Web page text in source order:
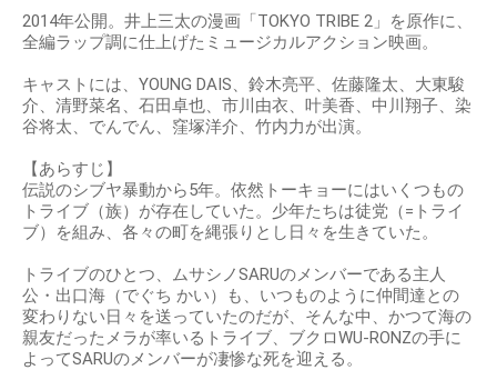
2014年公開。井上三太の漫画「TOKYO TRIBE 2」を原作に、
全編ラップ調に仕上げたミュージカルアクション映画。
キャストには、YOUNG DAIS、鈴木亮平、佐藤隆太、大東駿
介、清野菜名、石田卓也、市川由衣、叶美香、中川翔子、染
谷将太、でんでん、窪塚洋介、竹内力が出演。
【あらすじ】
伝説のシブヤ暴動から5年。依然トーキョーにはいくつもの
トライブ（族）が存在していた。少年たちは徒党（=トライ
ブ）を組み、各々の町を縄張りとし日々を生きていた。
トライブのひとつ、ムサシノSARUのメンバーである主人
公・出口海（でぐち かい）も、いつものように仲間達との
変わりない日々を送っていたのだが、そんな中、かつて海の
親友だったメラが率いるトライブ、ブクロWU-RONZの手に
よってSARUのメンバーが凄惨な死を迎える。